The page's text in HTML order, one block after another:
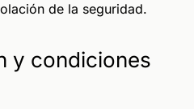
de la seguridad.
y condiciones